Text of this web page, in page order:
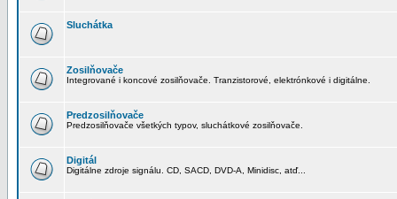
Sluchátka
Zosilňovače
Integrované i koncové zosilňovače. Tranzistorové, elektrónkové i digitálne.
Predzosilňovače
Predzosilňovače všetkých typov, sluchátkové zosilňovače.
Digitál
Digitálne zdroje signálu. CD, SACD, DVD-A, Minidisc, atď...